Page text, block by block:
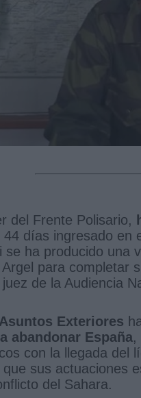
del Frente Polisario,
días ingresado en
se ha producido una
para completar
de la Audiencia
Exteriores
abandonar España,
con la llegada del
sus actuaciones
del Sahara.